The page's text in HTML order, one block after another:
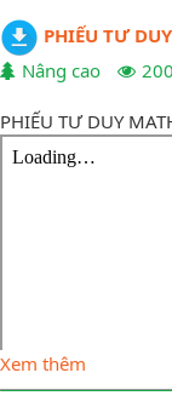
PHIẾU TƯ
Nâng cao
PHIẾU TƯ DUY
Xem thêm